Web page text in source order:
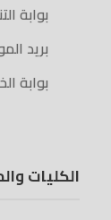
بوابة
بريد
بوابة
الكليات